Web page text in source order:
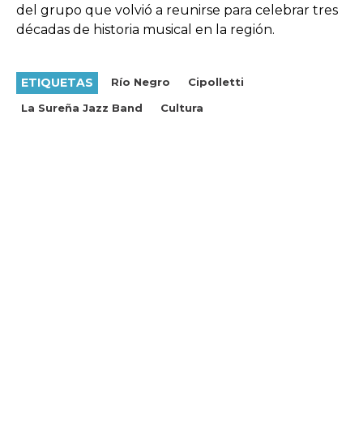
del grupo que volvió a reunirse para celebrar tres
décadas de historia musical en la región.
ETIQUETAS Río Negro
Cipolletti
La Sureña Jazz Band
Cultura